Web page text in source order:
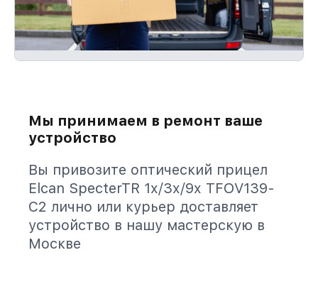
Мы принимаем в ремонт ваше
устройство
Вы привозите оптический прицел
Elcan SpecterTR 1x/3x/9x TFOV139-
C2 лично или курьер доставляет
устройство в нашу мастерскую в
Москве